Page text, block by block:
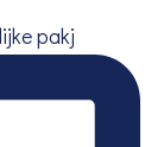
pakj